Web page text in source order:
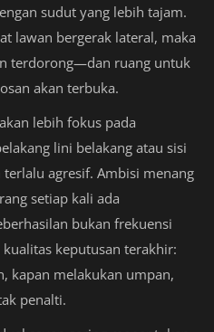
sudut yang lebih tajam.
lawan bergerak lateral, maka
terdorong—dan ruang untuk
akan terbuka.
lebih fokus pada
lini belakang atau sisi
agresif. Ambisi menang
setiap kali ada
bukan frekuensi
keputusan terakhir:
kapan melakukan umpan,
penalti.